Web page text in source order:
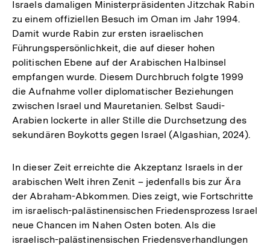
Israels damaligen Ministerpräsidenten Jitzchak Rabin
zu einem offiziellen Besuch im Oman im Jahr 1994.
Damit wurde Rabin zur ersten israelischen
Führungspersönlichkeit, die auf dieser hohen
politischen Ebene auf der Arabischen Halbinsel
empfangen wurde. Diesem Durchbruch folgte 1999
die Aufnahme voller diplomatischer Beziehungen
zwischen Israel und Mauretanien. Selbst Saudi-
Arabien lockerte in aller Stille die Durchsetzung des
sekundären Boykotts gegen Israel (Algashian, 2024).
In dieser Zeit erreichte die Akzeptanz Israels in der
arabischen Welt ihren Zenit – jedenfalls bis zur Ära
der Abraham-Abkommen. Dies zeigt, wie Fortschritte
im israelisch-palästinensischen Friedensprozess Israel
neue Chancen im Nahen Osten boten. Als die
israelisch-palästinensischen Friedensverhandlungen